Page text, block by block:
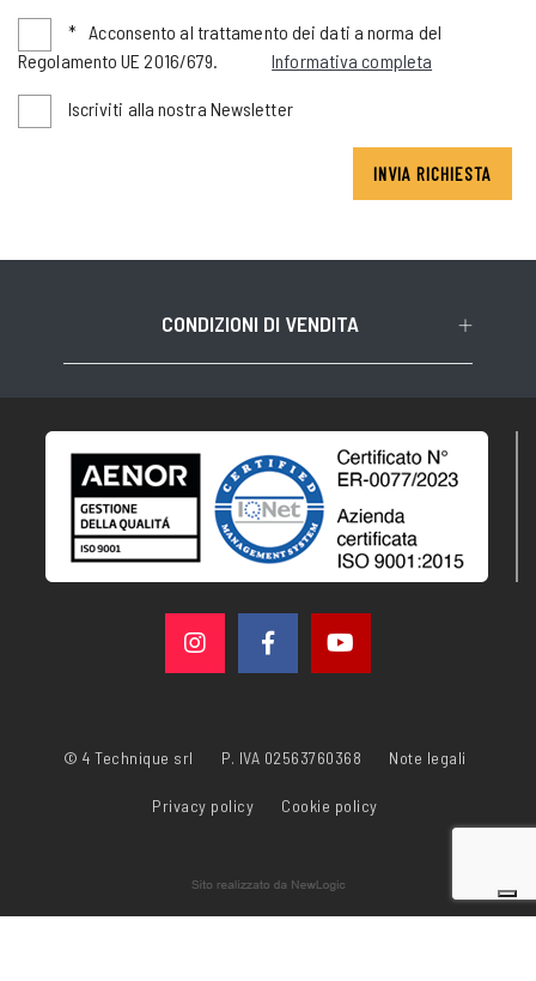
* Acconsento al trattamento dei dati a norma del
Regolamento UE 2016/679.
Informativa completa
Iscriviti alla nostra Newsletter
INVIA RICHIESTA
CONDIZIONI DI VENDITA
© 4 Technique srl P. IVA 02563760368 Note legali
Privacy policy Cookie policy